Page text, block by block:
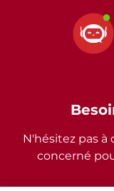
N'hésitez pas
concerné